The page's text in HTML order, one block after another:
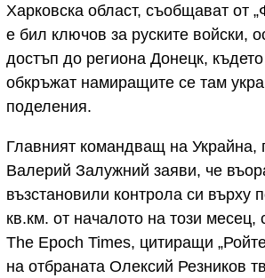
Харковска област, съобщават от
е бил ключов за руските войски,
достъп до региона Донецк,
обкръжат намиращите се там
поделения.
Главният командващ на Украйна,
Валерий Залужний заяви, че
възстановили контрола си върху
кв.км. от началото на този месец,
The Epoch Times, цитиращи
на отбраната Олексий Резников